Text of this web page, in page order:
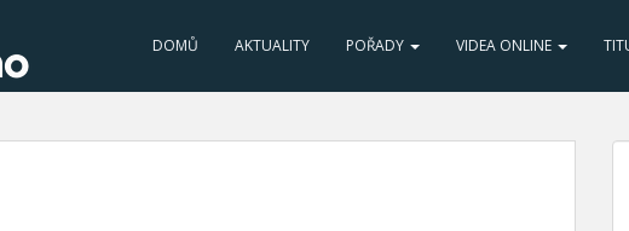
DOMŮ AKTUALITY POŘADY VIDEA ONLINE